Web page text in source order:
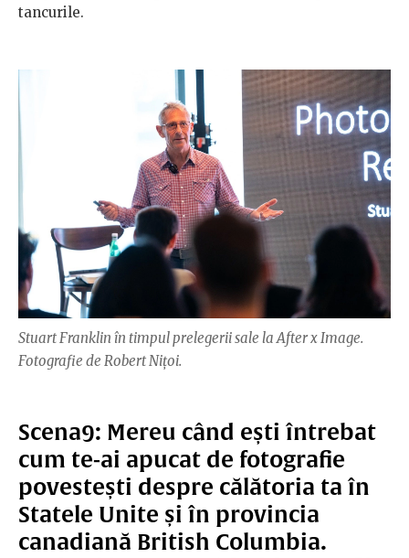
tancurile.
Stuart Franklin în timpul prelegerii sale la After x Image.
Fotografie de Robert Nițoi.
Scena9: Mereu când ești întrebat
cum te-ai apucat de fotografie
povestești despre călătoria ta în
Statele Unite și în provincia
canadiană British Columbia.